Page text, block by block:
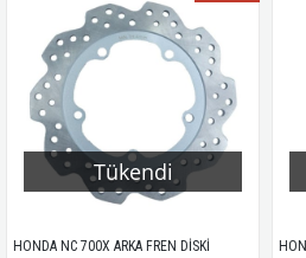
Tükendi
HONDA NC 700X ARKA FREN DİSKİ